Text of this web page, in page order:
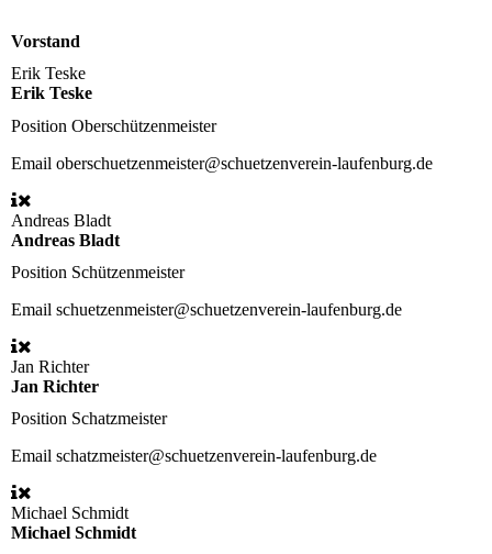
Vorstand
Erik Teske
Erik Teske
Position Oberschützenmeister
Email oberschuetzenmeister@schuetzenverein-laufenburg.de
Andreas Bladt
Andreas Bladt
Position Schützenmeister
Email schuetzenmeister@schuetzenverein-laufenburg.de
Jan Richter
Jan Richter
Position Schatzmeister
Email schatzmeister@schuetzenverein-laufenburg.de
Michael Schmidt
Michael Schmidt